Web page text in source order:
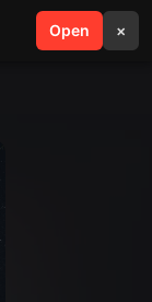
Open ×
search menu